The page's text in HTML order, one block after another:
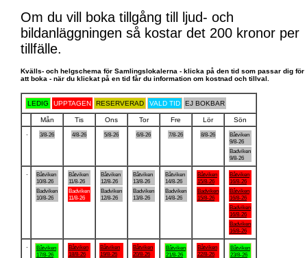
Om du vill boka tillgång till ljud- och
bildanläggningen så kostar det 200 kronor per
tillfälle.
Kvälls- och helgschema för Samlingslokalerna - klicka på den tid som passar dig för
att boka - när du klickat på en tid får du information om kostnad och tillval.
LEDIG UPPTAGEN RESERVERAD VALD TID EJ BOKBAR
Mån Tis Ons Tor Fre Lör
Sön
3/8-26 4/8-26 5/8-26 6/8-26 7/8-26 8/8-26
Båtviken
9/8-26
Badviken
9/8-26
Båtviken
10/8-26
Badviken
10/8-26
Båtviken
11/8-26
Badviken
11/8-26
Båtviken
12/8-26
Badviken
12/8-26
Båtviken
13/8-26
Badviken
13/8-26
Båtviken
14/8-26
Badviken
14/8-26
Båtviken
15/8-26
Badviken
15/8-26
Båtviken
16/8-26
Båtviken
16/8-26
Badviken
16/8-26
Badviken
16/8-26
Båtviken
17/8-26
Båtviken
18/8-26
Båtviken
19/8-26
Båtviken
20/8-26
Båtviken
21/8-26
Båtviken
22/8-26
Båtviken
23/8-26